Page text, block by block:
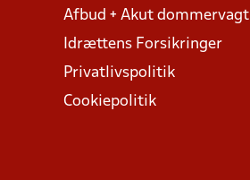
Afbud + Akut dommervagt
Idrættens Forsikringer
Privatlivspolitik
Cookiepolitik